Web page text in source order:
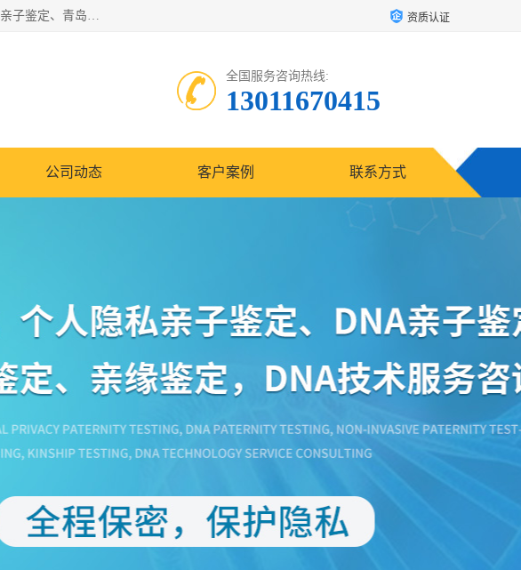
华信基因是一家专门提供亲子鉴定服务的机构，主要业务：济南亲子鉴定、临沂亲子鉴定、菏泽亲子鉴定、淄博亲子鉴定、青岛亲子鉴定、日照亲子鉴定、临朐亲子鉴定、寿光亲子鉴定等，联合广州、上海、北京、深圳、杭州、武汉、成都、合肥、贵阳、沈阳等地区有法医物证鉴定机构及基因检测公司，为国内外客户提供便捷的DNA鉴定服务。 资质认证
全国服务咨询热线:
13011670415
公司动态 客户案例 联系方式